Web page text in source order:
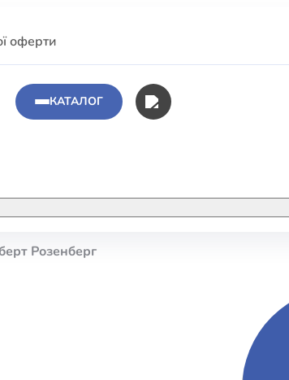
оферти
КАТАЛОГ
КНИГИ
Біблійне консультування
Розенберг